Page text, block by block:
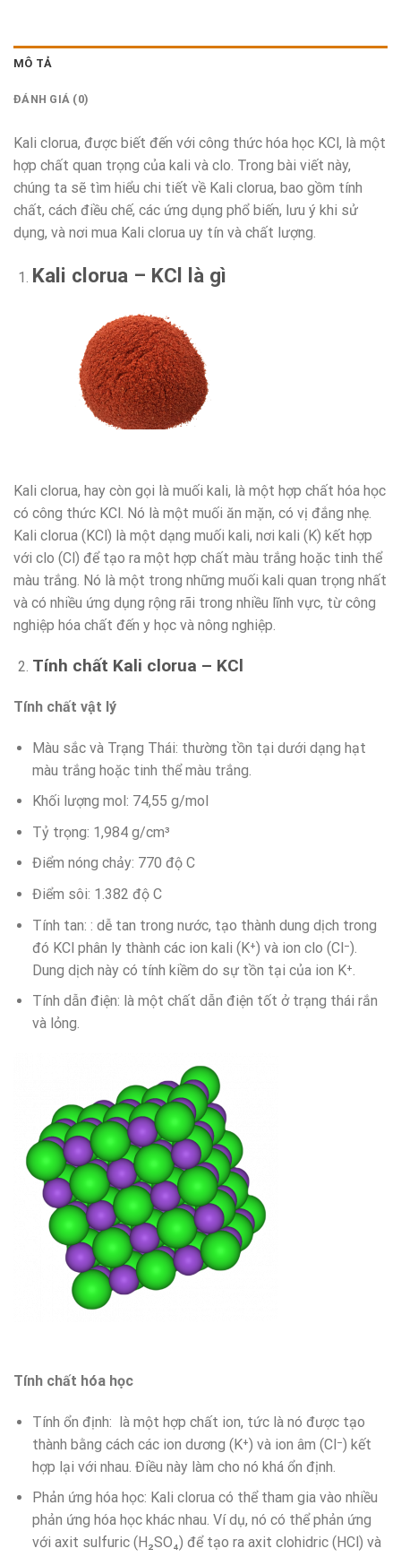
MÔ TẢ
ĐÁNH GIÁ (0)
Kali clorua, được biết đến với công thức hóa học KCl, là một
hợp chất quan trọng của kali và clo. Trong bài viết này,
chúng ta sẽ tìm hiểu chi tiết về Kali clorua, bao gồm tính
chất, cách điều chế, các ứng dụng phổ biến, lưu ý khi sử
dụng, và nơi mua Kali clorua uy tín và chất lượng.
Kali clorua – KCl là gì
Kali clorua, hay còn gọi là muối kali, là một hợp chất hóa học
có công thức KCl. Nó là một muối ăn mặn, có vị đắng nhẹ.
Kali clorua (KCl) là một dạng muối kali, nơi kali (K) kết hợp
với clo (Cl) để tạo ra một hợp chất màu trắng hoặc tinh thể
màu trắng. Nó là một trong những muối kali quan trọng nhất
và có nhiều ứng dụng rộng rãi trong nhiều lĩnh vực, từ công
nghiệp hóa chất đến y học và nông nghiệp.
Tính chất Kali clorua – KCl
Tính chất vật lý
Màu sắc và Trạng Thái: thường tồn tại dưới dạng hạt
màu trắng hoặc tinh thể màu trắng.
Khối lượng mol: 74,55 g/mol
Tỷ trọng: 1,984 g/cm³
Điểm nóng chảy: 770 độ C
Điểm sôi: 1.382 độ C
Tính tan: : dễ tan trong nước, tạo thành dung dịch trong
đó KCl phân ly thành các ion kali (K⁺) và ion clo (Cl⁻).
Dung dịch này có tính kiềm do sự tồn tại của ion K⁺.
Tính dẫn điện: là một chất dẫn điện tốt ở trạng thái rắn
và lỏng.
Tính chất hóa học
Tính ổn định: là một hợp chất ion, tức là nó được tạo
thành bằng cách các ion dương (K⁺) và ion âm (Cl⁻) kết
hợp lại với nhau. Điều này làm cho nó khá ổn định.
Phản ứng hóa học: Kali clorua có thể tham gia vào nhiều
phản ứng hóa học khác nhau. Ví dụ, nó có thể phản ứng
với axit sulfuric (H₂SO₄) để tạo ra axit clohidric (HCl) và